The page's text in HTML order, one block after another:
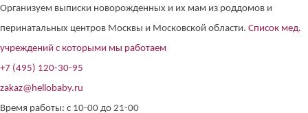
Организуем выписки новорожденных и их мам из роддомов и
перинатальных центров Москвы и Московской области. Список мед.
учреждений с которыми мы работаем
+7 (495) 120-30-95
zakaz@hellobaby.ru
Время работы: с 10-00 до 21-00